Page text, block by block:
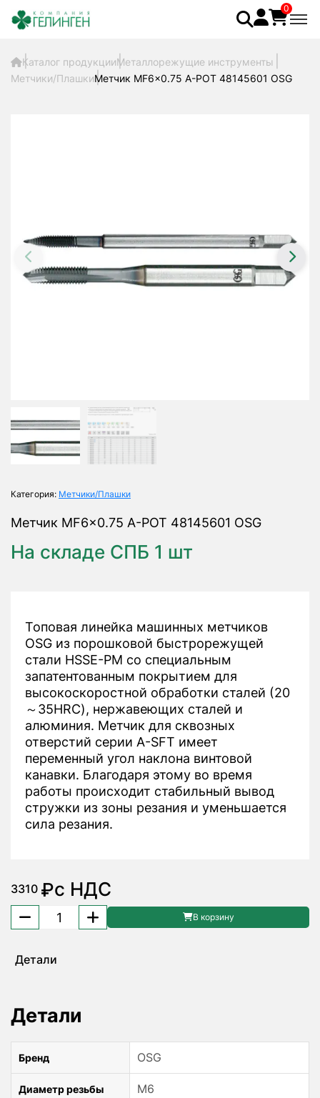
0
Каталог продукцииМеталлорежущие инструменты
Метчики/ПлашкиМетчик MF6x0.75 A-POT 48145601 OSG
Категория: Метчики/Плашки
Метчик MF6x0.75 A-POT 48145601 OSG
На складе СПБ 1 шт
Топовая линейка машинных метчиков
OSG из порошковой быстрорежущей
стали HSSE-PM со специальным
запатентованным покрытием для
высокоскоростной обработки сталей (20
～35HRC), нержавеющих сталей и
алюминия. Метчик для сквозных
отверстий серии A-SFT имеет
переменный угол наклона винтовой
канавки. Благодаря этому во время
работы происходит стабильный вывод
стружки из зоны резания и уменьшается
сила резания.
3310 ₽с НДС
Количество
товара
MF6x0.75
48145601
OSG
В корзину
Детали
Детали
Бренд OSG
Диаметр резьбы M6